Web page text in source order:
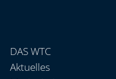
DAS WTC
Aktuelles